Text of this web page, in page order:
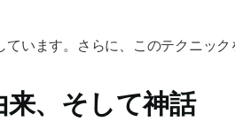
います。さらに、このテクニッ
、そして神話